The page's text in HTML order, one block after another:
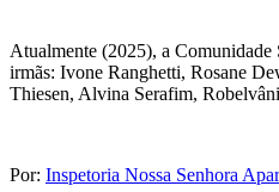
Atualmente (2025), a Comunidade
irmãs: Ivone Ranghetti, Rosane
Thiesen, Alvina Serafim,
Por: Inspetoria Nossa Senhora